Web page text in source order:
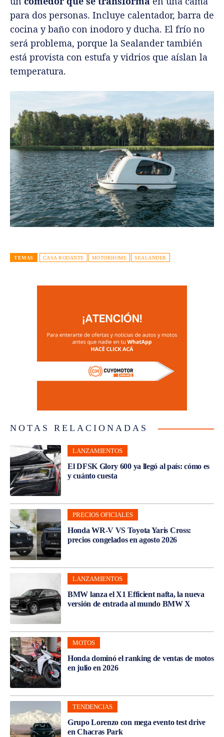
para dos personas. Incluye calentador, barra de
cocina y baño con inodoro y ducha. El frío no
será problema, porque la Sealander también
está provista con estufa y vidrios que aíslan la
temperatura.
TEMAS CASA RODANTE MOTORHOME SEALANDER
NOTAS RELACIONADAS
LANZAMIENTOS
El DFSK Glory 600 ya llegó al país: cómo es
y cuánto cuesta
PRECIOS OFICIALES
Honda WR-V VS Toyota Yaris Cross:
precios congelados en agosto 2026
LANZAMIENTOS
BMW lanza el X1 Efficient nafta, la nueva
versión de entrada al mundo BMW X
MOTOS
Honda dominó el ranking de ventas de motos
en julio en 2026
TENDENCIAS
Grupo Lorenzo con mega evento test drive
en Chacras Park